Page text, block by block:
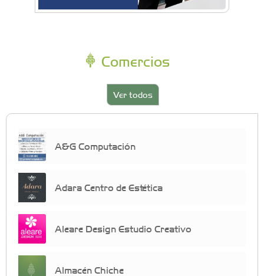
Comercios
Ver todos
A&G Computación
Adara Centro de Estética
Aleare Design Estudio Creativo
Almacén Chiche